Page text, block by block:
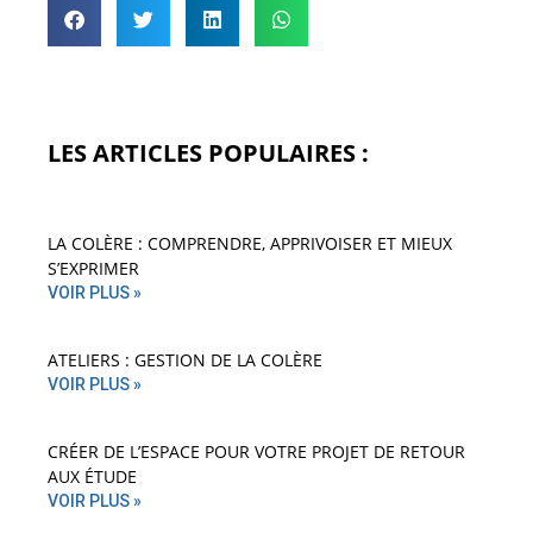
LES ARTICLES POPULAIRES :
LA COLÈRE : COMPRENDRE, APPRIVOISER ET MIEUX
S’EXPRIMER
VOIR PLUS »
ATELIERS : GESTION DE LA COLÈRE
VOIR PLUS »
CRÉER DE L’ESPACE POUR VOTRE PROJET DE RETOUR
AUX ÉTUDE
VOIR PLUS »